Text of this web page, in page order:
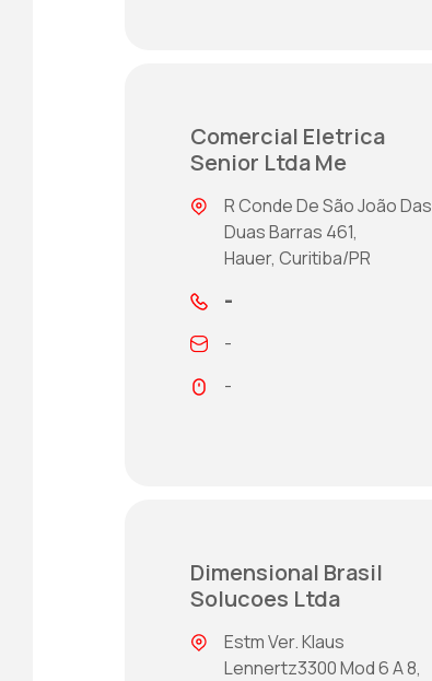
Comercial Eletrica
Senior Ltda Me
R Conde De São João Das
Duas Barras 461,
Hauer, Curitiba/PR
-
-
-
Dimensional Brasil
Solucoes Ltda
Estm Ver. Klaus
Lennertz3300 Mod 6 A 8,